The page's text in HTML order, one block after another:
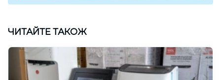
ЧИТАЙТЕ ТАКОЖ